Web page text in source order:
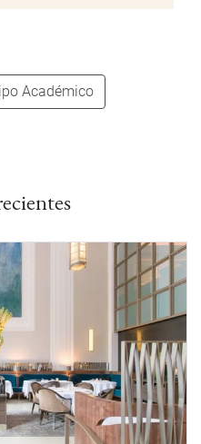
Académico